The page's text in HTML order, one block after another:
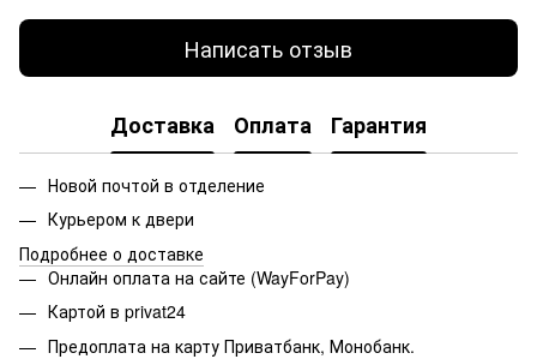
Написать отзыв
Доставка Оплата Гарантия
Новой почтой в отделение
Курьером к двери
Подробнее о доставке
Онлайн оплата на сайте (WayForPay)
Картой в privat24
Предоплата на карту Приватбанк, Монобанк.